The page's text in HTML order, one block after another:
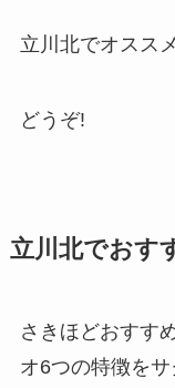
立川北でオスス
どうぞ!
立川北でおす
さきほどおすす
オ6つの特徴をサ